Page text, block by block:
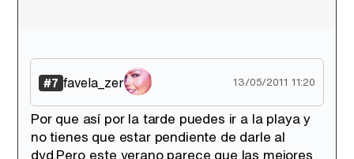
#7 favela_zer 13/05/2011 11:20
Por que así por la tarde puedes ir a la playa y
no tienes que estar pendiente de darle al
dvd.Pero,este verano parece que las mejores